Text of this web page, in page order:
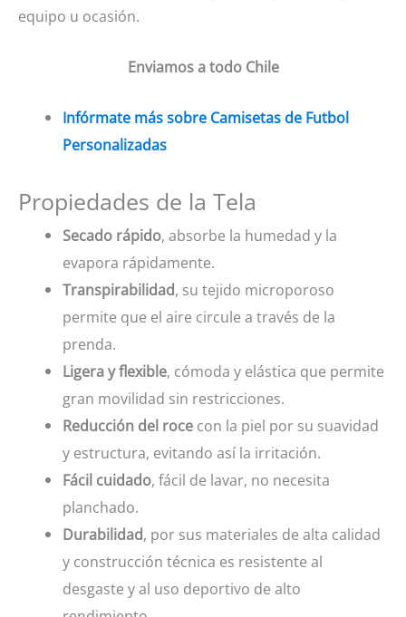
equipo u ocasión.
Enviamos a todo Chile
Infórmate más sobre Camisetas de Futbol
Personalizadas
Propiedades de la Tela
Secado rápido, absorbe la humedad y la
evapora rápidamente.
Transpirabilidad, su tejido microporoso
permite que el aire circule a través de la
prenda.
Ligera y flexible, cómoda y elástica que permite
gran movilidad sin restricciones.
Reducción del roce con la piel por su suavidad
y estructura, evitando así la irritación.
Fácil cuidado, fácil de lavar, no necesita
planchado.
Durabilidad, por sus materiales de alta calidad
y construcción técnica es resistente al
desgaste y al uso deportivo de alto